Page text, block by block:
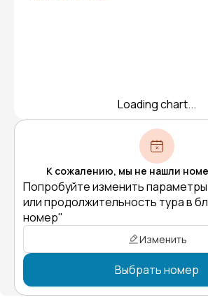
Loading chart...
К сожалению, мы не нашли
Попробуйте изменить
или продолжительность тура в
номер"
Изменить
Выбрать номер